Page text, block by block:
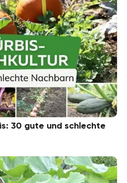
30 gute und schlechte